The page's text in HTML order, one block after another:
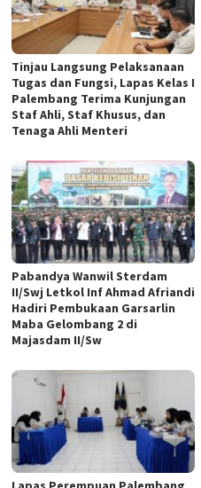
Tinjau Langsung Pelaksanaan
Tugas dan Fungsi, Lapas Kelas I
Palembang Terima Kunjungan
Staf Ahli, Staf Khusus, dan
Tenaga Ahli Menteri
Pabandya Wanwil Sterdam
II/Swj Letkol Inf Ahmad Afriandi
Hadiri Pembukaan Garsarlin
Maba Gelombang 2 di
Majasdam II/Sw